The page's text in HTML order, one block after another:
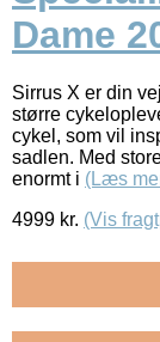
Dame
Sirrus X er din
større
cykel, som vil
sadlen. Med
enormt i (Læs
4999 kr. (Vis